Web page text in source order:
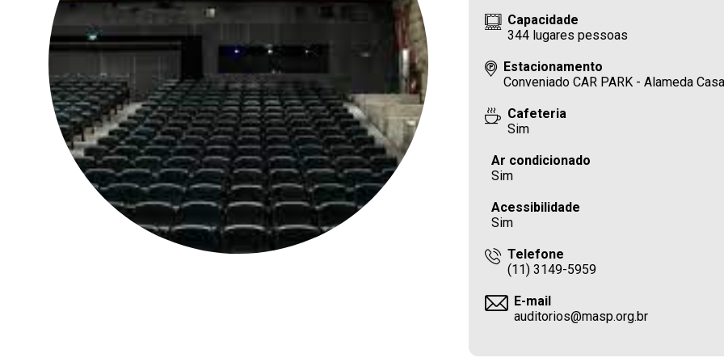
Capacidade
344 lugares pessoas
Estacionamento
Conveniado CAR PARK - Alameda
Cafeteria
Sim
Ar condicionado
Sim
Acessibilidade
Sim
Telefone
(11) 3149-5959
E-mail
auditorios@masp.org.br